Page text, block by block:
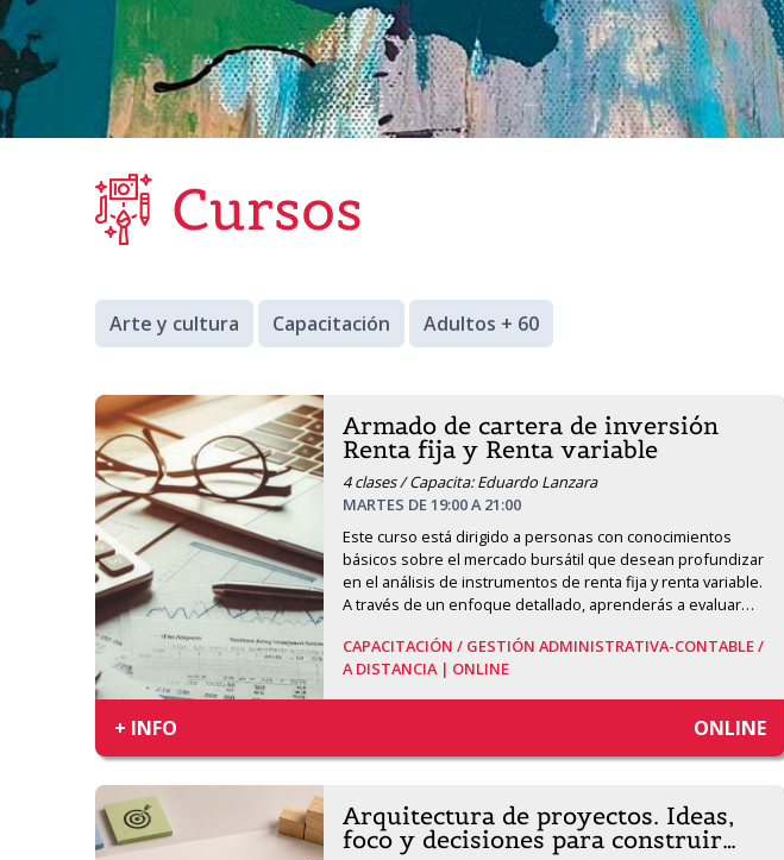
Cursos
Arte y cultura Capacitación Adultos + 60
Armado de cartera de inversión
Renta fija y Renta variable
4 clases / Capacita: Eduardo Lanzara
MARTES DE 19:00 A 21:00
Este curso está dirigido a personas con conocimientos
básicos sobre el mercado bursátil que desean profundizar
en el análisis de instrumentos de renta fija y renta variable.
A través de un enfoque detallado, aprenderás a evaluar…
CAPACITACIÓN / GESTIÓN ADMINISTRATIVA-CONTABLE /
A DISTANCIA | ONLINE
+ INFO ONLINE
Arquitectura de proyectos. Ideas,
foco y decisiones para construir…